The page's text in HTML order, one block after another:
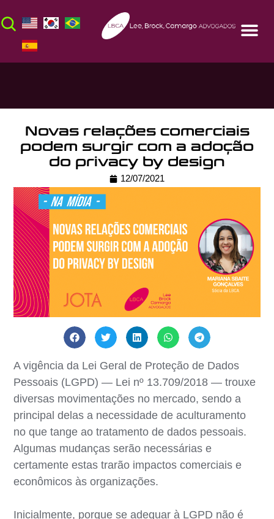
Novas relações comerciais
podem surgir com a adoção
do privacy by design
12/07/2021
A vigência da Lei Geral de Proteção de Dados
Pessoais (LGPD) — Lei nº 13.709/2018 — trouxe
diversas movimentações no mercado, sendo a
principal delas a necessidade de aculturamento
no que tange ao tratamento de dados pessoais.
Algumas mudanças serão necessárias e
certamente estas trarão impactos comerciais e
econômicos às organizações.
Inicialmente, porque se adequar à LGPD não é